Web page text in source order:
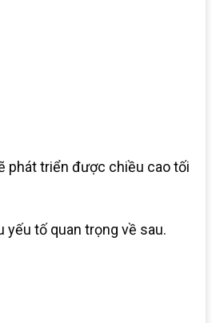
phát triển được chiều cao tối
yếu tố quan trọng về sau.